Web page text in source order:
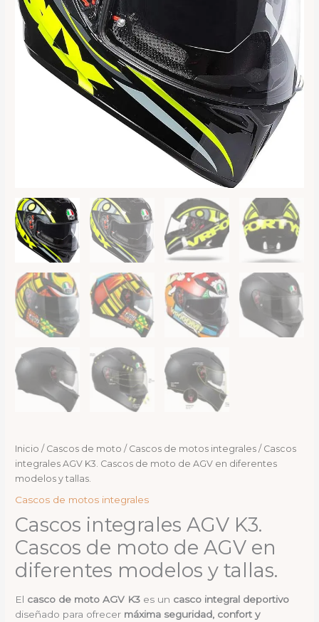
Inicio / Cascos de moto / Cascos de motos integrales / Cascos
integrales AGV K3. Cascos de moto de AGV en diferentes
modelos y tallas.
Cascos de motos integrales
Cascos integrales AGV K3.
Cascos de moto de AGV en
diferentes modelos y tallas.
El casco de moto AGV K3 es un casco integral deportivo
diseñado para ofrecer máxima seguridad, confort y